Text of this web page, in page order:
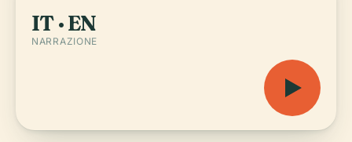
IT · EN
NARRAZIONE